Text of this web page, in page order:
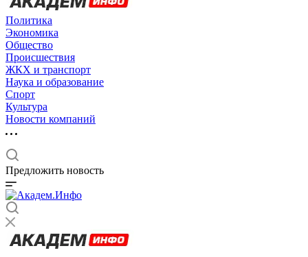
Политика
Экономика
Общество
Происшествия
ЖКХ и транспорт
Наука и образование
Спорт
Культура
Новости компаний
Предложить новость